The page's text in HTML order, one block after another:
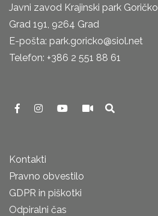
Javni zavod Krajinski park Goričko
Grad 191, 9264 Grad
E-pošta: park.goricko@siol.net
Telefon: +386 2 551 88 61
Kontakti
Pravno obvestilo
GDPR in piškotki
Odpiralni čas